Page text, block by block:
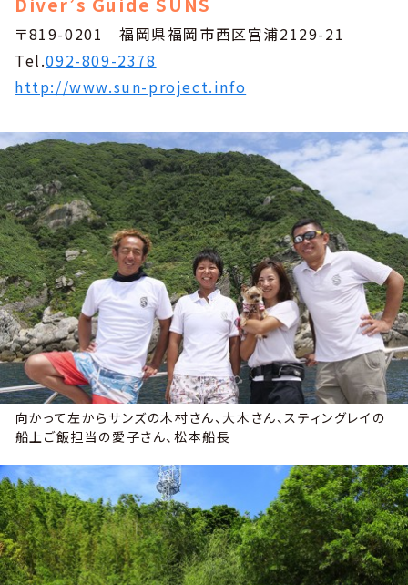
〒819-0201 福岡県福岡市西区宮浦2129-21
Tel.092-809-2378
http://www.sun-project.info
向かって左からサンズの木村さん、大木さん、スティングレイの
船上ご飯担当の愛子さん、松本船長